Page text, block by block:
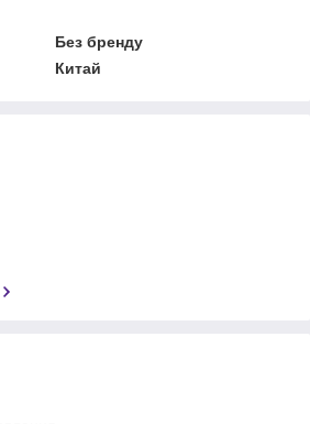
Без бренду
Китай